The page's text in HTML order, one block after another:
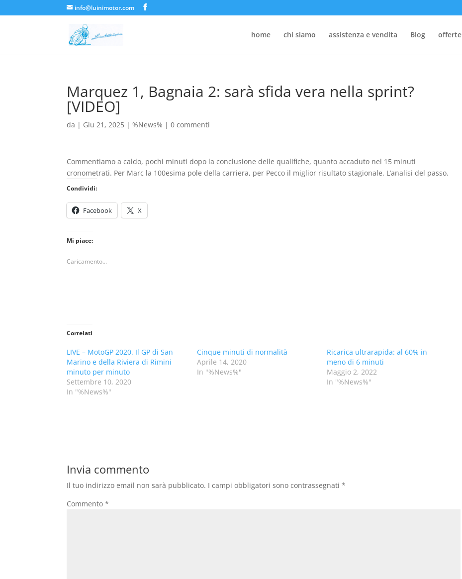
info@luinimotor.com
home chi siamo assistenza e vendita Blog offerte
Marquez 1, Bagnaia 2: sarà sfida vera nella sprint?
[VIDEO]
da | Giu 21, 2025 |%News% |0 commenti
Commentiamo a caldo, pochi minuti dopo la conclusione delle qualifiche, quanto accaduto nel 15 minuti
cronometrati. Per Marc la 100esima pole della carriera, per Pecco il miglior risultato stagionale. L’analisi del passo.
Condividi:
Facebook X
Mi piace:
Caricamento...
Correlati
LIVE – MotoGP 2020. Il GP di San
Marino e della Riviera di Rimini
minuto per minuto
Settembre 10, 2020
In "%News%"
Cinque minuti di normalità
Aprile 14, 2020
In "%News%"
Ricarica ultrarapida: al 60% in
meno di 6 minuti
Maggio 2, 2022
In "%News%"
Invia commento
Il tuo indirizzo email non sarà pubblicato. I campi obbligatori sono contrassegnati*
Commento*